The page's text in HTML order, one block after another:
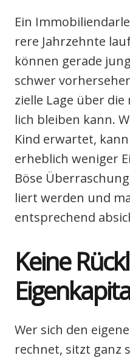
Ein
re­re Jahr­zehn­te
kön­nen gera­de
schwer
zi­el­le Lage über
lich blei­ben kann.
Kind erwar­tet,
erheb­lich weni­ger
Böse
liert wer­den und
ent­spre­chend
Kei­ne
Wer sich den
rech­net, sitzt ganz